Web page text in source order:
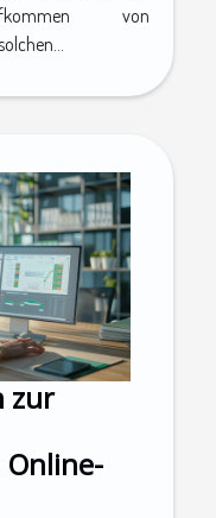
von
zur
Online-